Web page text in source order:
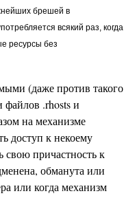
брешей в
всякий раз, когда
ресурсы без
(даже против такого
.rhosts и
на механизме
доступ к некоему
свою причастность к
обманута или
или когда механизм